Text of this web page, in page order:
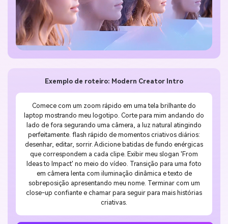
Exemplo de roteiro: Modern Creator Intro
Comece com um zoom rápido em uma tela brilhante do
laptop mostrando meu logotipo. Corte para mim andando do
lado de fora segurando uma câmera, a luz natural atingindo
perfeitamente. flash rápido de momentos criativos diários:
desenhar, editar, sorrir. Adicione batidas de fundo enérgicas
que correspondem a cada clipe. Exibir meu slogan 'From
Ideas to Impact' no meio do vídeo. Transição para uma foto
em câmera lenta com iluminação dinâmica e texto de
sobreposição apresentando meu nome. Terminar com um
close-up confiante e chamar para seguir para mais histórias
criativas.